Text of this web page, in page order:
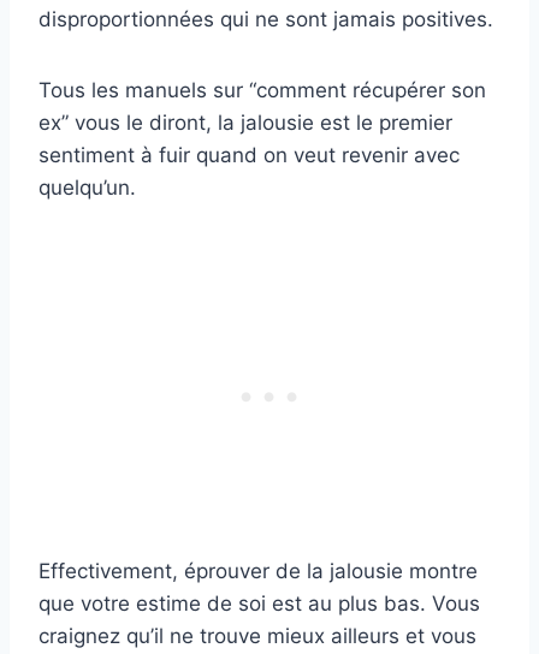
disproportionnées qui ne sont jamais positives.
Tous les manuels sur “comment récupérer son
ex” vous le diront, la jalousie est le premier
sentiment à fuir quand on veut revenir avec
quelqu’un.
Effectivement, éprouver de la jalousie montre
que votre estime de soi est au plus bas. Vous
craignez qu’il ne trouve mieux ailleurs et vous